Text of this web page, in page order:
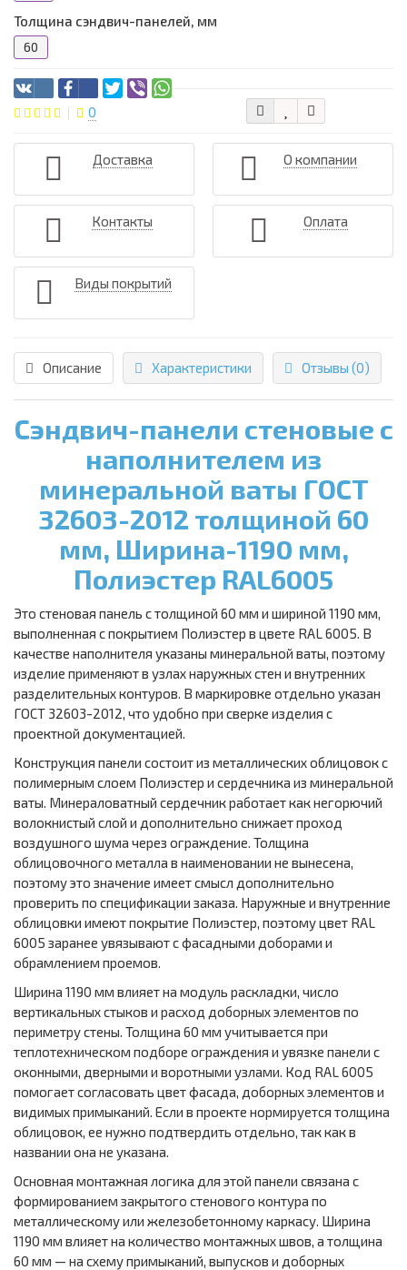
Толщина сэндвич-панелей, мм
60
0
Доставка О компании
Контакты Оплата
Виды покрытий
Описание Характеристики Отзывы (0)
Сэндвич-панели стеновые с
наполнителем из
минеральной ваты ГОСТ
32603-2012 толщиной 60
мм, Ширина-1190 мм,
Полиэстер RAL6005
Это стеновая панель с толщиной 60 мм и шириной 1190 мм,
выполненная с покрытием Полиэстер в цвете RAL 6005. В
качестве наполнителя указаны минеральной ваты, поэтому
изделие применяют в узлах наружных стен и внутренних
разделительных контуров. В маркировке отдельно указан
ГОСТ 32603-2012, что удобно при сверке изделия с
проектной документацией.
Конструкция панели состоит из металлических облицовок с
полимерным слоем Полиэстер и сердечника из минеральной
ваты. Минераловатный сердечник работает как негорючий
волокнистый слой и дополнительно снижает проход
воздушного шума через ограждение. Толщина
облицовочного металла в наименовании не вынесена,
поэтому это значение имеет смысл дополнительно
проверить по спецификации заказа. Наружные и внутренние
облицовки имеют покрытие Полиэстер, поэтому цвет RAL
6005 заранее увязывают с фасадными доборами и
обрамлением проемов.
Ширина 1190 мм влияет на модуль раскладки, число
вертикальных стыков и расход доборных элементов по
периметру стены. Толщина 60 мм учитывается при
теплотехническом подборе ограждения и увязке панели с
оконными, дверными и воротными узлами. Код RAL 6005
помогает согласовать цвет фасада, доборных элементов и
видимых примыканий. Если в проекте нормируется толщина
облицовок, ее нужно подтвердить отдельно, так как в
названии она не указана.
Основная монтажная логика для этой панели связана с
формированием закрытого стенового контура по
металлическому или железобетонному каркасу. Ширина
1190 мм влияет на количество монтажных швов, а толщина
60 мм — на схему примыканий, выпусков и доборных